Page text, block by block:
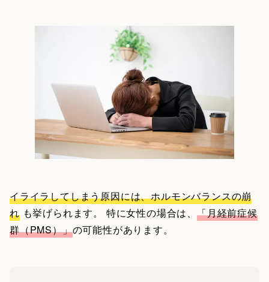
イライラしてしまう原因には、ホルモンバランスの崩
れも挙げられます。 特に女性の場合は、「月経前症候
群（PMS）」の可能性があります。